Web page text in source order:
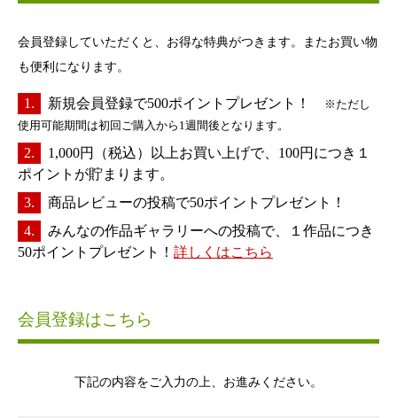
会員登録していただくと、お得な特典がつきます。またお買い物
も便利になります。
新規会員登録で500ポイントプレゼント！
※ただし
使用可能期間は初回ご購入から1週間後となります。
1,000円（税込）以上お買い上げで、100円につき１
ポイントが貯まります。
商品レビューの投稿で50ポイントプレゼント！
みんなの作品ギャラリーへの投稿で、１作品につき
50ポイントプレゼント！ 詳しくはこちら
会員登録はこちら
下記の内容をご入力の上、お進みください。